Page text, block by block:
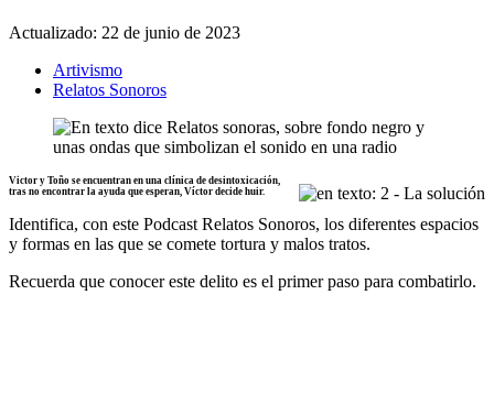
Actualizado: 22 de junio de 2023
Artivismo
Relatos Sonoros
Victor y Toño se encuentran en una clínica de desintoxicación,
tras no encontrar la ayuda que esperan, Víctor decide huir.
Identifica, con este Podcast Relatos Sonoros, los diferentes espacios
y formas en las que se comete tortura y malos tratos.
Recuerda que conocer este delito es el primer paso para combatirlo.